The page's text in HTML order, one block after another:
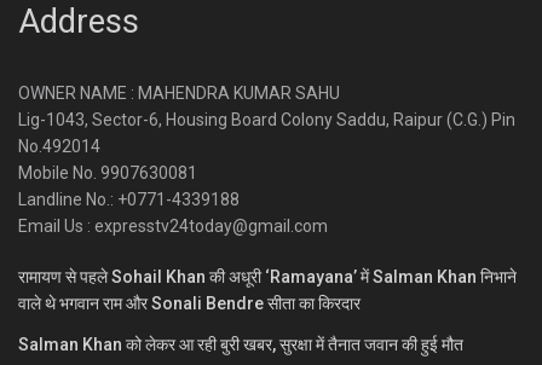
Address
OWNER NAME : MAHENDRA KUMAR SAHU
Lig-1043, Sector-6, Housing Board Colony Saddu, Raipur (C.G.) Pin
No.492014
Mobile No. 9907630081
Landline No.: +0771-4339188
Email Us : expresstv24today@gmail.com
रामायण से पहले Sohail Khan की अधूरी ‘Ramayana’ में Salman Khan निभाने
वाले थे भगवान राम और Sonali Bendre सीता का किरदार
Salman Khan को लेकर आ रही बुरी खबर, सुरक्षा में तैनात जवान की हुई मौत